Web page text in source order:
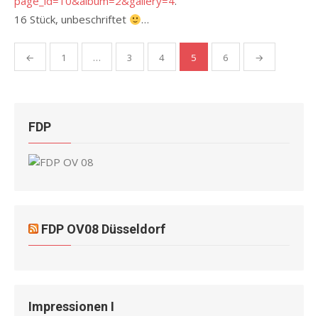
16 Stück, unbeschriftet
…
Seitennummerierung
der
← 1 … 3 4 5 6 →
FDP
FDP OV08 Düsseldorf
Impressionen I